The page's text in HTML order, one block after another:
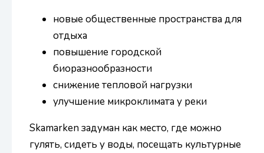
новые общественные пространства для
отдыха
повышение городской
биоразнообразности
снижение тепловой нагрузки
улучшение микроклимата у реки
Skamarken задуман как место, где можно
гулять, сидеть у воды, посещать культурные